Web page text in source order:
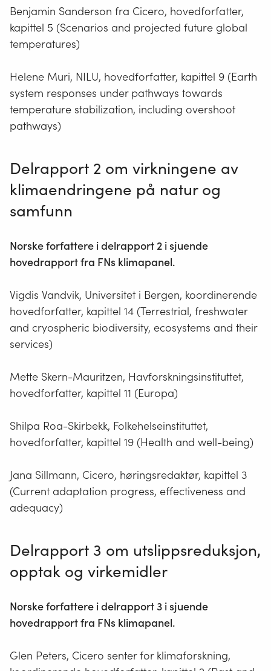
Benjamin Sanderson fra Cicero, hovedforfatter,
kapittel 5 (Scenarios and projected future global
temperatures)
Helene Muri, NILU, hovedforfatter, kapittel 9 (Earth
system responses under pathways towards
temperature stabilization, including overshoot
pathways)
Delrapport 2 om virkningene av
klimaendringene på natur og
samfunn
Norske forfattere i delrapport 2 i sjuende
hovedrapport fra FNs klimapanel.
Vigdis Vandvik, Universitet i Bergen, koordinerende
hovedforfatter, kapittel 14 (Terrestrial, freshwater
and cryospheric biodiversity, ecosystems and their
services)
Mette Skern-Mauritzen, Havforskningsinstituttet,
hovedforfatter, kapittel 11 (Europa)
Shilpa Roa-Skirbekk, Folkehelseinstituttet,
hovedforfatter, kapittel 19 (Health and well-being)
Jana Sillmann, Cicero, høringsredaktør, kapittel 3
(Current adaptation progress, effectiveness and
adequacy)
Delrapport 3 om utslippsreduksjon,
opptak og virkemidler
Norske forfattere i delrapport 3 i sjuende
hovedrapport fra FNs klimapanel.
Glen Peters, Cicero senter for klimaforskning,